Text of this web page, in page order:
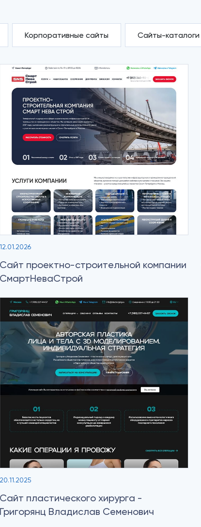
Корпоративные сайты Сайты-каталоги
12.01.2026
Сайт проектно-строительной компании
СмартНеваСтрой
20.11.2025
Сайт пластического хирурга -
Григорянц Владислав Семенович